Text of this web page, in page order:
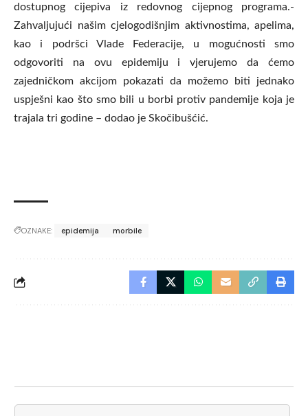
dostupnog cijepiva iz redovnog cijepnog programa.-
Zahvaljujući našim cjelogodišnjim aktivnostima, apelima,
kao i podršci Vlade Federacije, u mogućnosti smo
odgovoriti na ovu epidemiju i vjerujemo da ćemo
zajedničkom akcijom pokazati da možemo biti jednako
uspješni kao što smo bili u borbi protiv pandemije koja je
trajala tri godine – dodao je Skočibušćić.
OZNAKE: epidemija morbile